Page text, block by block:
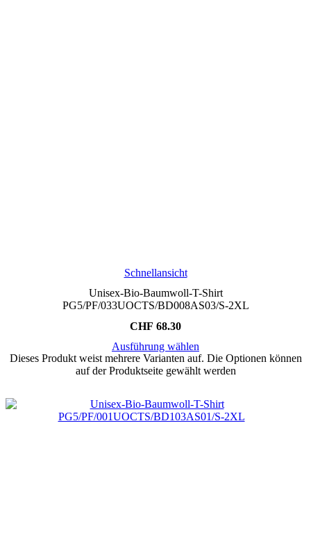
Schnellansicht
Unisex-Bio-Baumwoll-T-Shirt
PG5/PF/033UOCTS/BD008AS03/S-2XL
CHF 68.30
Ausführung wählen
Dieses Produkt weist mehrere Varianten auf. Die Optionen können
auf der Produktseite gewählt werden